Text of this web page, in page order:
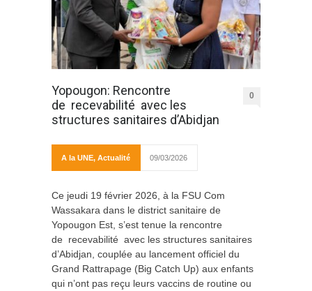
Yopougon: Rencontre
de recevabilité avec les
structures sanitaires d’Abidjan
0
A la UNE, Actualité 09/03/2026
Ce jeudi 19 février 2026, à la FSU Com
Wassakara dans le district sanitaire de
Yopougon Est, s’est tenue la rencontre
de recevabilité avec les structures sanitaires
d’Abidjan, couplée au lancement officiel du
Grand Rattrapage (Big Catch Up) aux enfants
qui n’ont pas reçu leurs vaccins de routine ou